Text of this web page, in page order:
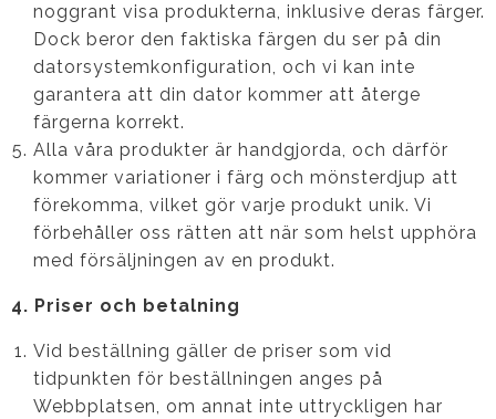
noggrant visa produkterna, inklusive deras färger.
Dock beror den faktiska färgen du ser på din
datorsystemkonfiguration, och vi kan inte
garantera att din dator kommer att återge
färgerna korrekt.
Alla våra produkter är handgjorda, och därför
kommer variationer i färg och mönsterdjup att
förekomma, vilket gör varje produkt unik. Vi
förbehåller oss rätten att när som helst upphöra
med försäljningen av en produkt.
4. Priser och betalning
Vid beställning gäller de priser som vid
tidpunkten för beställningen anges på
Webbplatsen, om annat inte uttryckligen har